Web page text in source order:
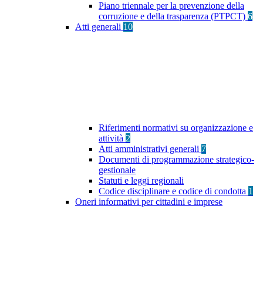
Piano triennale per la prevenzione della
corruzione e della trasparenza (PTPCT) 6
Atti generali 10
Riferimenti normativi su organizzazione e
attività 2
Atti amministrativi generali 7
Documenti di programmazione strategico-
gestionale
Statuti e leggi regionali
Codice disciplinare e codice di condotta 1
Oneri informativi per cittadini e imprese